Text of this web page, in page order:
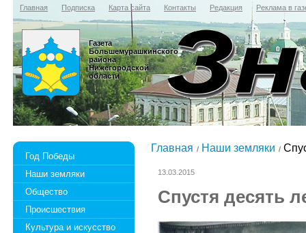
Главная Подписка Карта сайта Контакты Редакция Реклама в
Газета
Большемурашкинского
района
Нижегородской
области
Год Победы
Наши земляки
Общество
Происшествия
Культура и искусство
Главная Наши земляки
13.03.2015
Спустя десять